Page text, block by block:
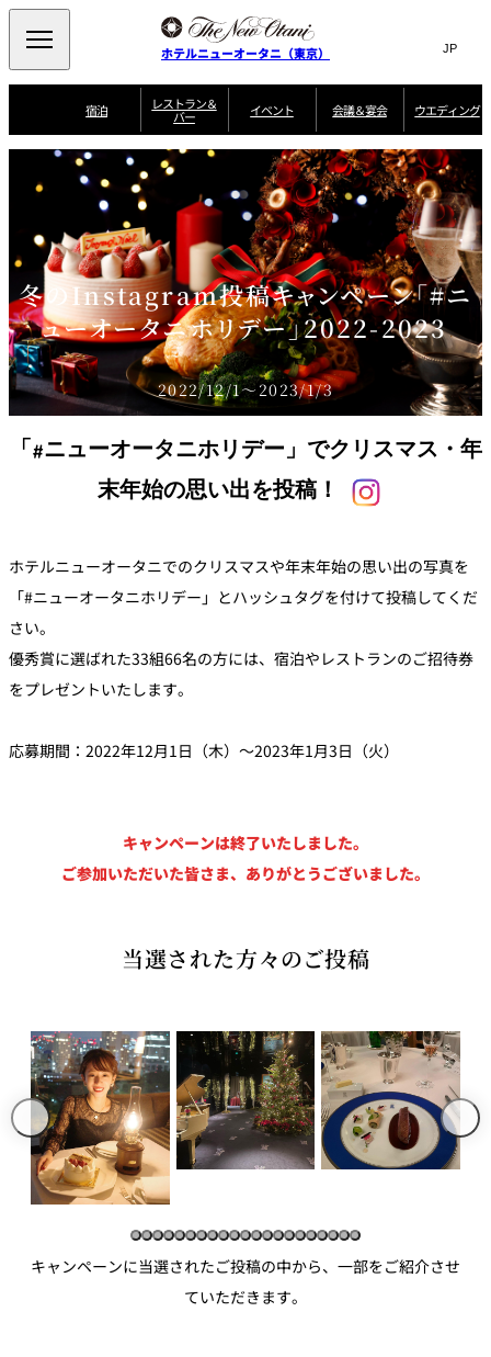
ホテルニューオータニ（東京） Search
サ
ト
内
検
索
窓
を
開
閉
言
切
替
え
メ
ニ
ュ
ー
を
開
閉
JP(日本語)
EN
Select Language▼
宿泊
ゼクティブハ
ザ・メイン
ニューオータニ・
ガーデンタワー スイートのご案内
客室一覧 宿泊プラン一覧 サービスガイド ルームサービス
ルニューオー
サービスア
ートメント 朝食のご案内
宿泊者限定
ディナ ーご優待
のご案内
誕生日や記念日の
お祝いに
レストラン＆
バー
ご案内
ソムリエ 個室のご案内
ご家族で楽し
む小個室
ビュッフェ
VIEW & DINING
THE SKY
タワーレスト
ラン
ガーデンラウ
ンジ
トレーダーヴ
ィックス 東京
スイーツ
パティスリー
SATSUKI
ピエール・エ
ルメ・パリ
西洋料理
オーバカナル
中国料理
大観苑＜
千羽鶴＜
SENBAZURU＞
KATO'S DINING
& BAR
麺処
NAKAJIMA 紀尾井 なだ万
茶花荘＜
SAZANKA-SO 天婦羅 ほり川
紀尾井町 藍泉
＜RANSEN＞
久兵衛（ザ・
メイン）＜
KYUBEY＞
久兵衛（ガー
デンタワー）
＜KYUBEY＞
つきじ鈴富＜
SUZUTOMI＞ ふみぜん
にいづ
カフェ・ラウンジ
SATSUKI
TULLY'S
プールサイド
ダイニング
イベント 会議＆宴会
議
＆
宴
会
宴会場一覧 プラン一覧 MICE
宴会ご予約・お問
合せフォーム
ウエディング
ウ
エ
デ
ィ
ン
グ
ウエディングスタ
イル コンセ
披露宴 料理・
ムービー TOKYO
ホテルへのアクセ
冬のInstagram投稿キャンペーン「#ニ
ューオータニホリデー」2022-2023
2022/12/1～2023/1/3
「#ニューオータニホリデー」でクリスマス・年
末年始の思い出を投稿！
ホテルニューオータニでのクリスマスや年末年始の思い出の写真を
「#ニューオータニホリデー」とハッシュタグを付けて投稿してくだ
さい。
優秀賞に選ばれた33組66名の方には、宿泊やレストランのご招待券
をプレゼントいたします。
応募期間：2022年12月1日（木）～2023年1月3日（火）
キャンペーンは終了いたしました。
ご参加いただいた皆さま、ありがとうございました。
当選された方々のご投稿
キャンペーンに当選されたご投稿の中から、一部をご紹介させ
ていただきます。